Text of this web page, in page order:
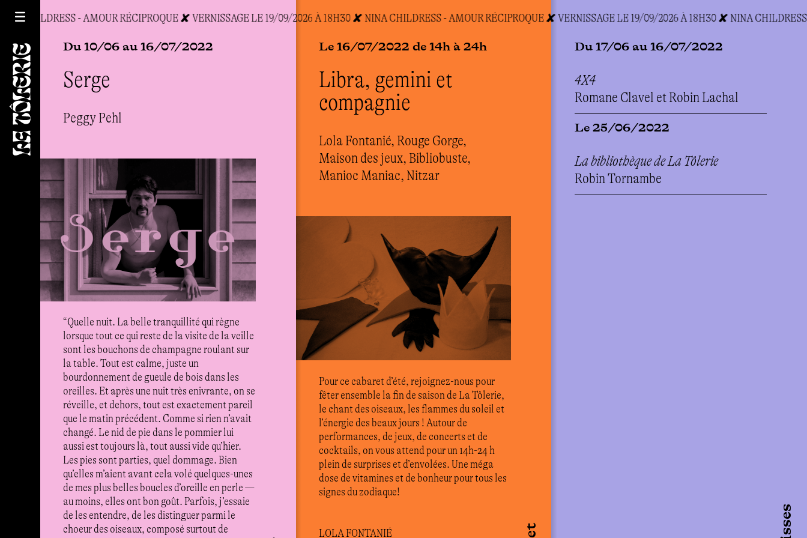
INA CHILDRESS - AMOUR RÉCIPROQUE ✘ VERNISSAGE LE 19/09/2026 À 18H30 ✘ NINA CHILDRESS - AMOUR RÉCIPROQUE ✘ VERNISSAGE LE 19/09/2026 À 18H30 ✘ NINA
Du 10/06 au 16/07/2022
Serge
Peggy Pehl
“Quelle nuit. La belle tranquillité qui règne
lorsque tout ce qui reste de la visite de la veille
sont les bouchons de champagne roulant sur
la table. Tout est calme, juste un
bourdonnement de gueule de bois dans les
oreilles. Et après une nuit très enivrante, on se
réveille, et dehors, tout est exactement pareil
que le matin précédent. Comme si rien n’avait
changé. Le nid de pie dans le pommier lui
aussi est toujours là, tout aussi vide qu’hier.
Les pies sont parties, quel dommage. Bien
qu’elles m’aient avant cela volé quelques-unes
de mes plus belles boucles d’oreille en perle —
au moins, elles ont bon goût. Parfois, j’essaie
de les entendre, de les distinguer parmi le
choeur des oiseaux, composé surtout de
Le 16/07/2022 de 14h à 24h
Libra, gemini et
compagnie
Lola Fontanié, Rouge Gorge,
Maison des jeux, Bibliobuste,
Manioc Maniac, Nitzar
Pour ce cabaret d’été, rejoignez-nous pour
fêter ensemble la fin de saison de La Tôlerie,
le chant des oiseaux, les flammes du soleil et
l’énergie des beaux jours ! Autour de
performances, de jeux, de concerts et de
cocktails, on vous attend pour un 14h-24 h
plein de surprises et d’envolées. Une méga
dose de vitamines et de bonheur pour tous les
signes du zodiaque!
LOLA FONTANIÉ
Du 17/06 au 16/07/2022
4X4
Romane Clavel et Robin Lachal
Le 25/06/2022
La bibliothèque de La Tôlerie
Robin Tornambe